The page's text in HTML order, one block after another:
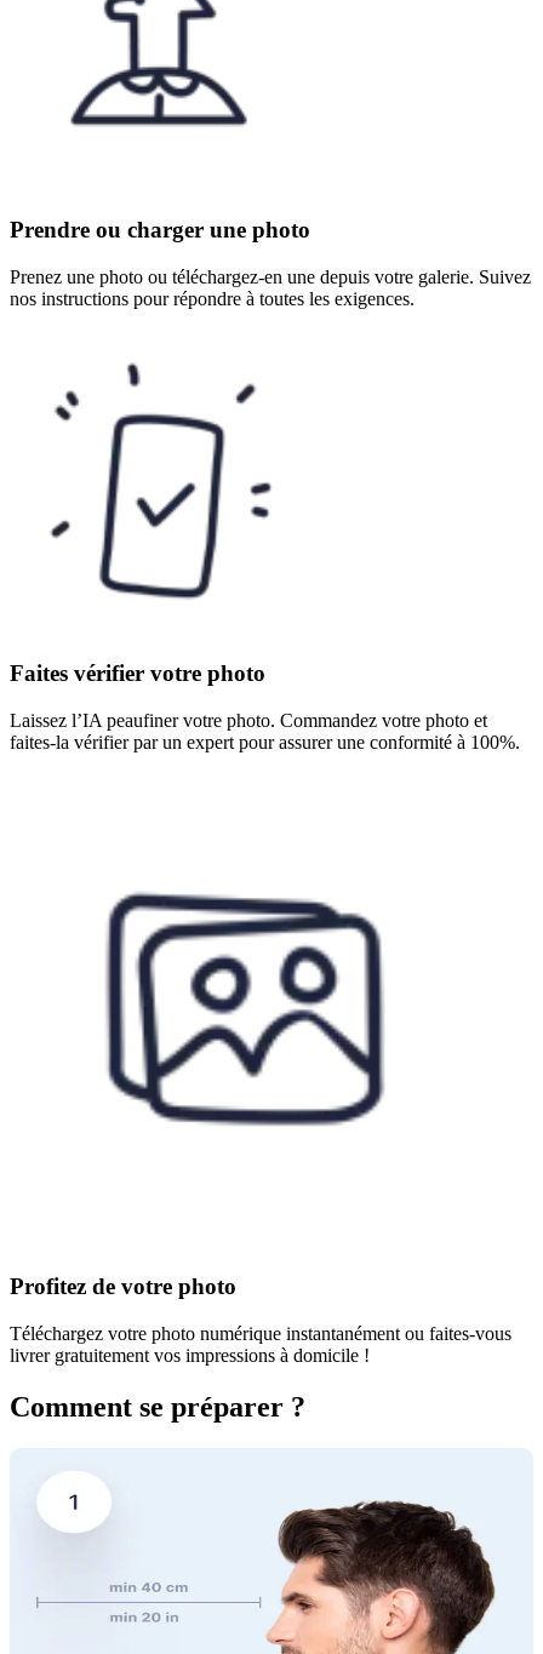
Prendre ou charger une photo
Prenez une photo ou téléchargez-en une depuis votre galerie. Suivez
nos instructions pour répondre à toutes les exigences.
Faites vérifier votre photo
Laissez l’IA peaufiner votre photo. Commandez votre photo et
faites-la vérifier par un expert pour assurer une conformité à 100%.
Profitez de votre photo
Téléchargez votre photo numérique instantanément ou faites-vous
livrer gratuitement vos impressions à domicile !
Comment se préparer ?